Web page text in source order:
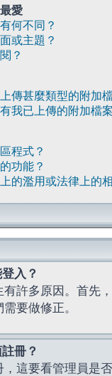
愛
何不同？
或主題？
？
傳甚麼類型的附加
我已上傳的附加檔
程式？
功能？
的濫用或法律上的
入？
許多原因。首先
要做修正。
冊？
這要看管理員是